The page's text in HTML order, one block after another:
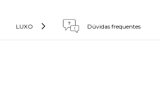
LUXO RETIRADAS E DEVOLUÇÕES
Dúvidas frequentes